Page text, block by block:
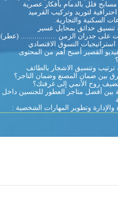
مسابح فلل بالدمام بأفكار عصرية
لتوريد وتركيب القرميد
السكنية والتجارية.
حدائق بمحايل عسير
على جدران الزمن .................. (عطر)
التسوق الاقتصادي
القصير أصبح أهم من المحتوى
وتنسيق الاشجار بالطائف
بين ضمان المصنع وضمان التاجر؟
روح الأنمي إلى غرفتك؟
بين أفضل متاجر العطور للجنسين داخل
والإدارة وتطوير المهارات الشخصية :